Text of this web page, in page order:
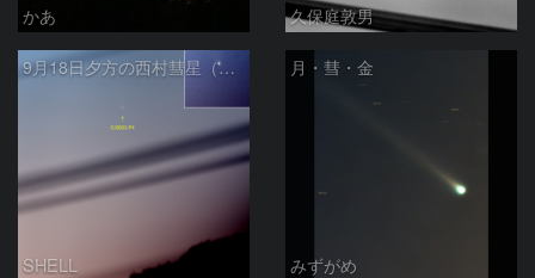
かあ 久保庭敦男
9月18日夕方の西村彗星（C/2023 P1）
SHELL
月・彗・金
みずがめ